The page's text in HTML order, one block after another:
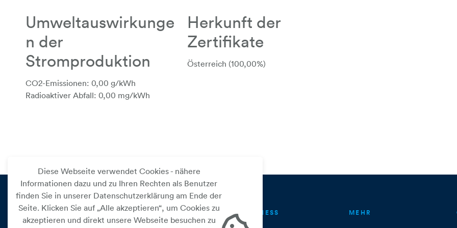
Umweltauswirkunge
n der
Stromproduktion
CO2-Emissionen: 0,00 g/kWh
Radioaktiver Abfall: 0,00 mg/kWh
Herkunft der
Zertifikate
Österreich (100,00%)
PRIVAT BUSINESS MEHR
Diese Webseite verwendet Cookies - nähere
Informationen dazu und zu Ihren Rechten als Benutzer
finden Sie in unserer Datenschutzerklärung am Ende der
Seite. Klicken Sie auf „Alle akzeptieren“, um Cookies zu
akzeptieren und direkt unsere Webseite besuchen zu